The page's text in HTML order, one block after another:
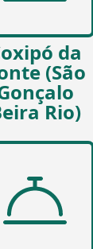
da
(São
Rio)